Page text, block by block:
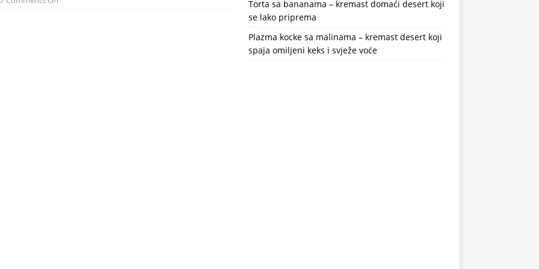
Torta sa bananama – kremast domaći desert koji
se lako priprema
Plazma kocke sa malinama – kremast desert koji
spaja omiljeni keks i svježe voće